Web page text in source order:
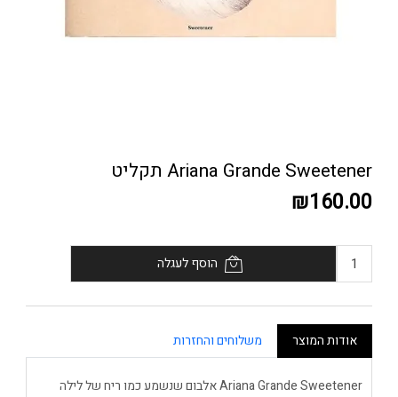
Ariana Grande Sweetener תקליט
₪160.00
הוסף לעגלה
אודות המוצר משלוחים והחזרות
Ariana Grande Sweetener אלבום שנשמע כמו ריח של לילה